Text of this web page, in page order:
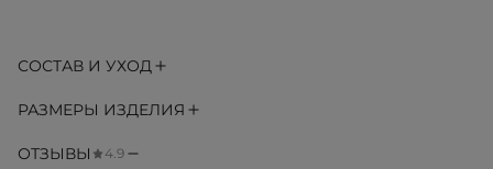
СОСТАВ И УХОД
РАЗМЕРЫ ИЗДЕЛИЯ
ОТЗЫВЫ 4.9